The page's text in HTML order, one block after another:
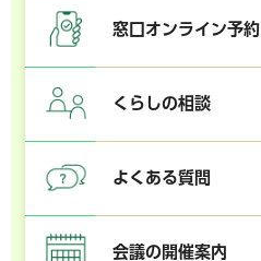
窓口オンライン予約
くらしの相談
よくある質問
会議の開催案内